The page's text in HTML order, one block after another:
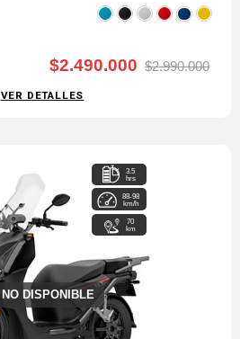
$2.490.000 $2.990.000
VER DETALLES
NO DISPONIBLE
3.5
hrs
88-98
km/h
70
km